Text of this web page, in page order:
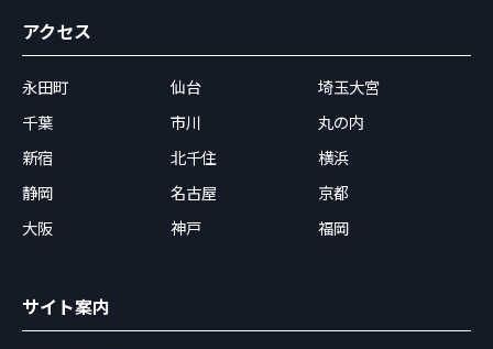
アクセス
永田町 仙台
埼玉大宮
千葉
市川
丸の内
新宿
北千住
横浜
静岡
名古屋
京都
大阪
神戸 福岡
サイト案内